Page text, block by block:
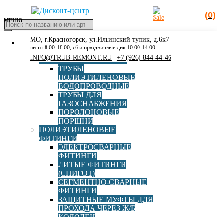
(0)
Поиск
товаров
МЕНЮ
КАТАЛОГ
РАСПРОДАЖА
ПЛАСТИКОВЫЕ ТРУБЫ
ТРУБЫ
ПОЛИЭТИЛЕНОВЫЕ
ВОДОПРОВОДНЫЕ
ТРУБЫ ДЛЯ
ГАЗОСНАБЖЕНИЯ
ПОРОЛОНОВЫЕ
ПОРШНИ
ПОЛИЭТИЛЕНОВЫЕ
ФИТИНГИ
ЭЛЕКТРОСВАРНЫЕ
ФИТИНГИ
ЛИТЫЕ ФИТИНГИ
(СПИГОТ)
СЕГМЕНТНО-СВАРНЫЕ
ФИТИНГИ
ЗАЩИТНЫЕ МУФТЫ ДЛЯ
ПРОХОДА ЧЕРЕЗ Ж/Б
МО, г.Красногорск, ул.Ильинский тупик, д.6к7
пн-пт 8:00-18:00, сб и праздничные дни 10:00-14:00
INFO@TRUB-REMONT.RU +7 (926) 844-44-46
Главная »Кран пнд для трубы д110
Кран пнд для трубы д110
Polytec
Шаровый кран ПЭ100 SDR11 d110 полнопроходный
Polytec (Политэк)
руб В корзину